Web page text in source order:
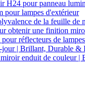
H24 pour panneau
pour lampes d'extérieur
de la feuille de
obtenir une finition
réflecteurs de
| Brillant, Durable &
enduit de couleur |